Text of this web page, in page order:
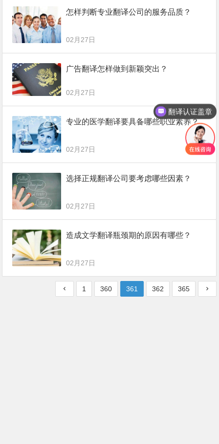
怎样判断专业翻译公司的服务品质？
02月27日
广告翻译怎样做到新颖突出？
02月27日
专业的医学翻译要具备哪些职业素养？
02月27日
选择正规翻译公司要考虑哪些因素？
02月27日
造成文学翻译瓶颈期的原因有哪些？
02月27日
1 360 361 362 365
翻译认证盖章